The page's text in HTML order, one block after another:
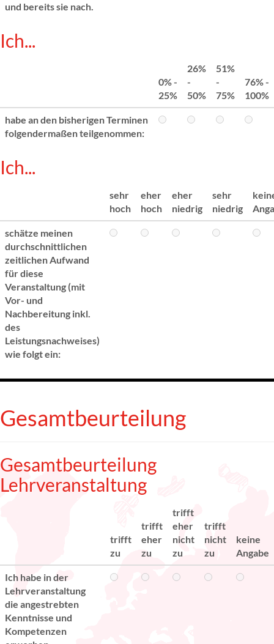
und bereits sie nach.
Ich...
0% -
25%
26%
-
50%
51%
-
75%
76% -
100%
habe an den bisherigen Terminen
folgendermaßen teilgenommen:
Ich...
sehr
hoch
eher
hoch
eher
niedrig
sehr
niedrig
schätze meinen
durchschnittlichen
zeitlichen Aufwand
für diese
Veranstaltung (mit
Vor- und
Nachbereitung inkl.
des
Leistungsnachweises)
wie folgt ein:
Gesamtbeurteilung
Gesamtbeurteilung
Lehrveranstaltung
trifft
zu
trifft
eher
zu
trifft
eher
nicht
zu
trifft
nicht
zu
keine
Angabe
Ich habe in der
Lehrveranstaltung
die angestrebten
Kenntnisse und
Kompetenzen